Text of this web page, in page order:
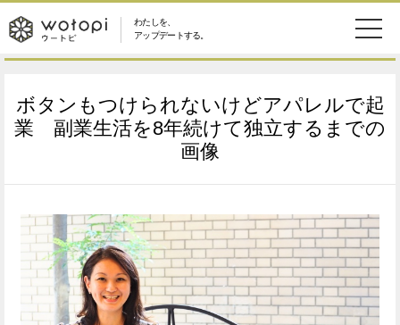
わたしを、
アップデートする。
wotopi
-
ウ
ー
ト
ピ
ニ
ュ
美容・コスメ 妊娠・出産
ソーシャル SDGs
アイテム
ボタンもつけられないけどアパレルで起
業 副業生活を8年続けて独立するまでの
画像